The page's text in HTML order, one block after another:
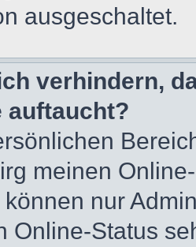
ausgeschaltet.
verhindern,
auftaucht?
meinen
nur
Online-Status